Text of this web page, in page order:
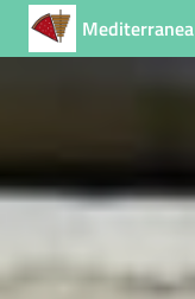
Mediterranea